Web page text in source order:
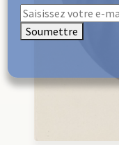
Soumettre